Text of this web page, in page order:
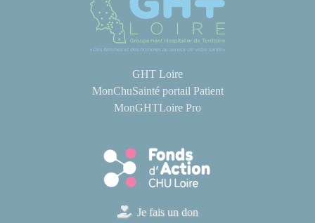
GHT Loire
MonChuSainté portail Patient
MonGHTLoire Pro
Je fais un don